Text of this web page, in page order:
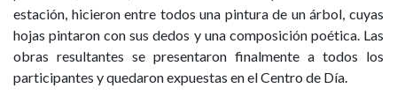
estación, hicieron entre todos una pintura de un árbol, cuyas
hojas pintaron con sus dedos y una composición poética. Las
obras resultantes se presentaron finalmente a todos los
participantes y quedaron expuestas en el Centro de Día.